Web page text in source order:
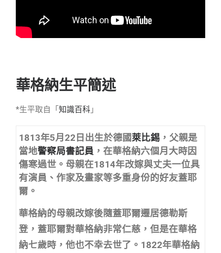
華格納生平簡述
*生平取自「 知識百科 」
1813年5月22日出生於德國萊比錫 ，父親是
當地警察局書記員 ，在華格納六個月大時因
傷寒過世。母親在1814年改嫁與丈夫一位具
有演員、作家及畫家等多重身份的好友蓋耶
爾。
華格納的母親改嫁後隨蓋耶爾遷居德勒斯
登，蓋耶爾對華格納非常仁慈，但是在華格
納七歲時，他也不幸去世了。1822年華格納